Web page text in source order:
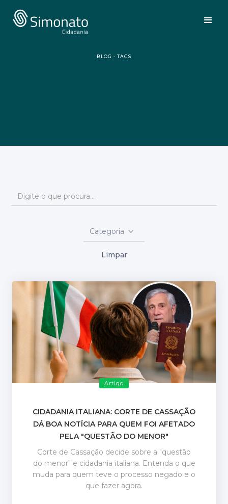
BLOG - TAGS
Categoria
Limpar
Artigo
CIDADANIA ITALIANA: CORTE DE CASSAÇÃO
DÁ BOA NOTÍCIA PARA QUEM FOI AFETADO
PELA "QUESTÃO DO MENOR"
Corte de Cassação decide sobre a "questão
do menor" e cidadania italiana. Entenda o que
muda para quem teve o processo negado e o
que fazer agora.